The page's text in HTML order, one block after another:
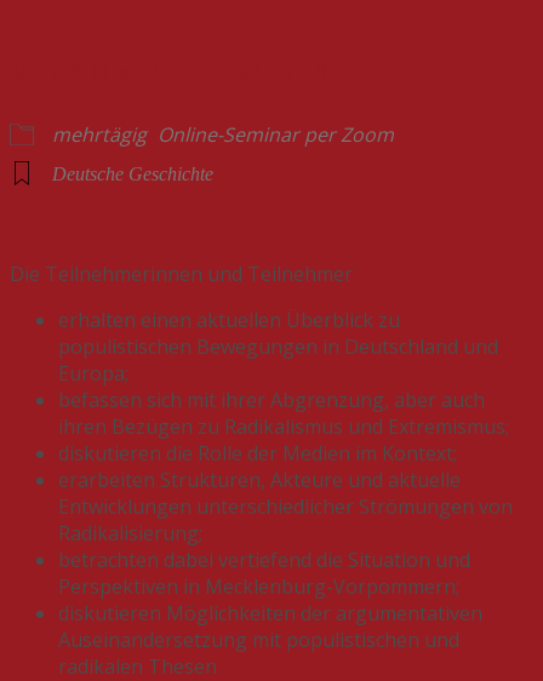
mehrtägig Online-Seminar per Zoom
Deutsche Geschichte
Die Teilnehmerinnen und Teilnehmer
erhalten einen aktuellen Überblick zu
populistischen Bewegungen in Deutschland und
Europa;
befassen sich mit ihrer Abgrenzung, aber auch
ihren Bezügen zu Radikalismus und Extremismus;
diskutieren die Rolle der Medien im Kontext;
erarbeiten Strukturen, Akteure und aktuelle
Entwicklungen unterschiedlicher Strömungen von
Radikalisierung;
betrachten dabei vertiefend die Situation und
Perspektiven in Mecklenburg-Vorpommern;
diskutieren Möglichkeiten der argumentativen
Auseinandersetzung mit populistischen und
radikalen Thesen